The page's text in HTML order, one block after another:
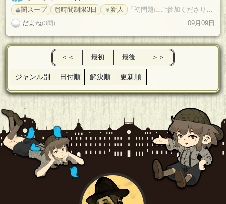
闇スープ 時間制限3日 新人
「初問題にご参加くださりありがとうございました!」
だよね(3問) 09月09日
＜＜ 最初 最後 ＞＞
ジャンル別 日付順 解決順 更新順